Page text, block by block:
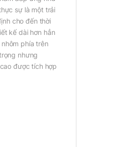
sự là một trải
cho đến thời
kế dài hơn hẳn
phía trên
nhưng
được tích hợp